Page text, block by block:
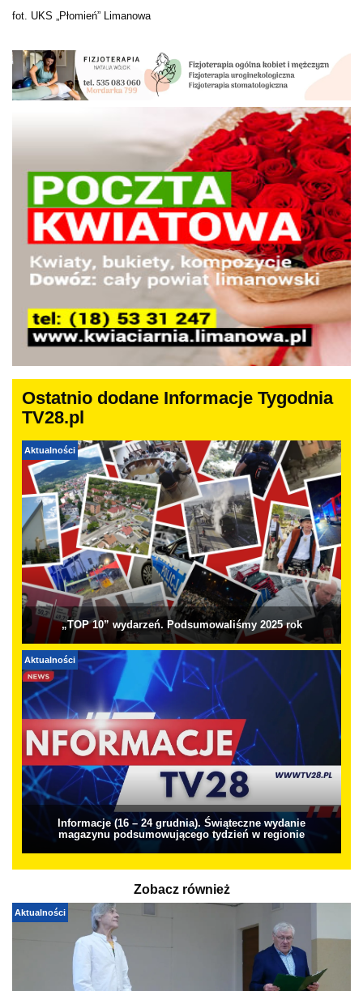
fot. UKS „Płomień” Limanowa
Ostatnio dodane Informacje Tygodnia
TV28.pl
Aktualności
„TOP 10” wydarzeń. Podsumowaliśmy 2025 rok
Aktualności
Informacje (16 – 24 grudnia). Świąteczne wydanie
magazynu podsumowującego tydzień w regionie
Zobacz również
Aktualności